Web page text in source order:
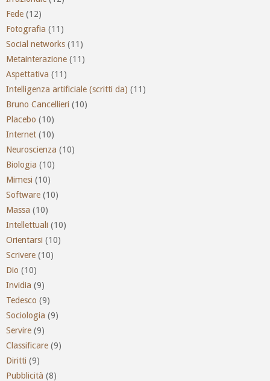
Fede (12)
Fotografia (11)
Social networks (11)
Metainterazione (11)
Aspettativa (11)
Intelligenza artificiale (scritti da) (11)
Bruno Cancellieri (10)
Placebo (10)
Internet (10)
Neuroscienza (10)
Biologia (10)
Mimesi (10)
Software (10)
Massa (10)
Intellettuali (10)
Orientarsi (10)
Scrivere (10)
Dio (10)
Invidia (9)
Tedesco (9)
Sociologia (9)
Servire (9)
Classificare (9)
Diritti (9)
Pubblicità (8)